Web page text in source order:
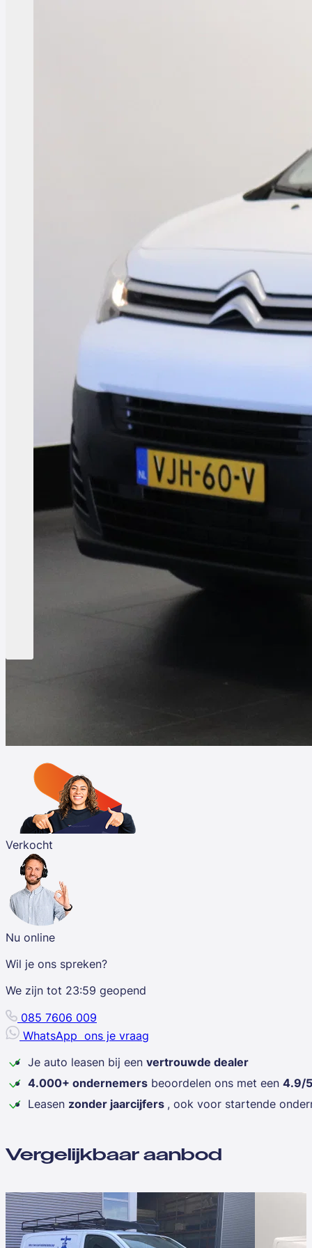
Verkocht
Nu online
Wil je ons spreken?
We zijn tot 23:59 geopend
085 7606 009
WhatsApp ons je vraag
Je auto leasen bij een vertrouwde dealer
4.000+ ondernemers beoordelen ons met een 4.9/5
Leasen zonder jaarcijfers , ook voor startende
Vergelijkbaar aanbod